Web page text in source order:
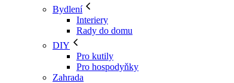
Bydlení
Interiery
Rady do domu
DIY
Pro kutily
Pro hospodyňky
Zahrada